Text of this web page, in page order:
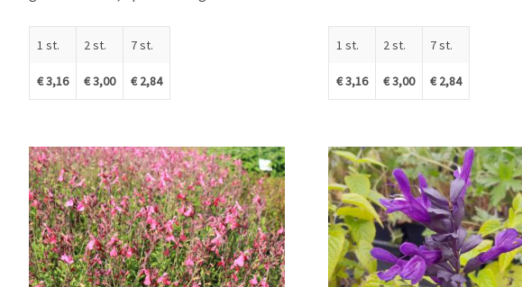
1 st.
€ 3,16
2 st.
€ 3,00
7 st.
€ 2,84
1 st.
€ 3,16
2 st.
€ 3,00
7 st.
€ 2,84